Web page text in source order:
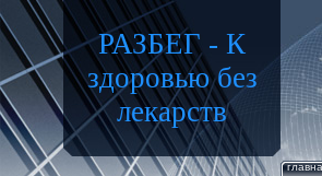
РАЗБЕГ - К
здоровью без
лекарств